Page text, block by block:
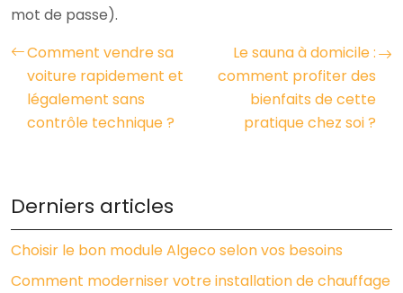
mot de passe).
Comment vendre sa
voiture rapidement et
légalement sans
contrôle technique ?
Le sauna à domicile :
comment profiter des
bienfaits de cette
pratique chez soi ?
Derniers articles
Choisir le bon module Algeco selon vos besoins
Comment moderniser votre installation de chauffage